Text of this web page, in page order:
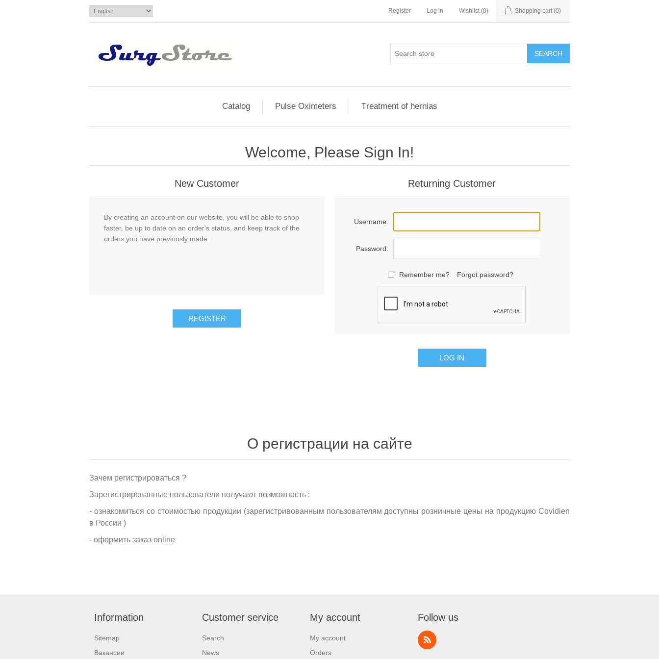
Register Log in Wishlist (0) Shopping cart (0)
SEARCH
Сatalog Pulse Oximeters Тreatment of hernias
Welcome, Please Sign In!
New Customer
By creating an account on our website, you will be able to shop
faster, be up to date on an order's status, and keep track of the
orders you have previously made.
REGISTER
Returning Customer
Username:
Password:
Remember me? Forgot password?
LOG IN
О регистрации на сайте
Зачем регистрироваться ?
Зарегистрированные пользователи получают возможность :
- ознакомиться со стоимостью продукции (зарегистривованным пользователям доступны розничные цены на продукцию Covidien
в России )
- оформить заказ online
Information
Sitemap
Вакансии
Customer service
Search
News
My account
My account
Orders
Follow us